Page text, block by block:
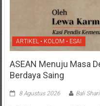
ARTIKEL • KOLOM • ESAI
ASEAN Menuju Masa
Berdaya Saing
8 Agustus 2026 Bali